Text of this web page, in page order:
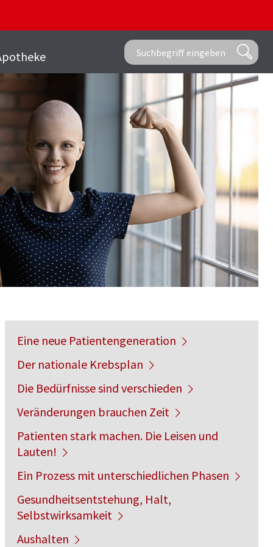
Eine neue Patientengeneration
Der nationale Krebsplan
Die Bedürfnisse sind verschieden
Veränderungen brauchen Zeit
Patienten stark machen. Die Leisen und
Lauten!
Ein Prozess mit unterschiedlichen Phasen
Gesundheitsentstehung, Halt,
Selbstwirksamkeit
Aushalten